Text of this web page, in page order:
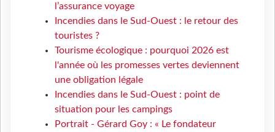
l’assurance voyage
Incendies dans le Sud-Ouest : le retour des
touristes ?
Tourisme écologique : pourquoi 2026 est
l'année où les promesses vertes deviennent
une obligation légale
Incendies dans le Sud-Ouest : point de
situation pour les campings
Portrait - Gérard Goy : « Le fondateur